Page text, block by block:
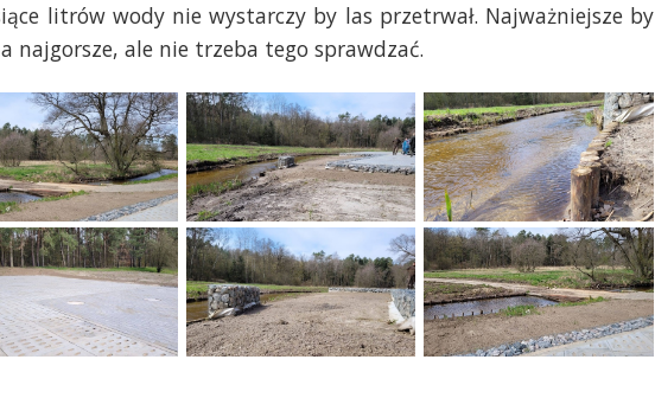
litrów wody nie wystarczy by las przetrwał. Najważniejsze by
najgorsze, ale nie trzeba tego sprawdzać.